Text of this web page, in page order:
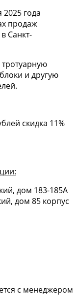
2025 года
продаж
Санкт-
тротуарную
и другую
скидка 11%
дом 183-185А
дом 85 корпус
с менеджером